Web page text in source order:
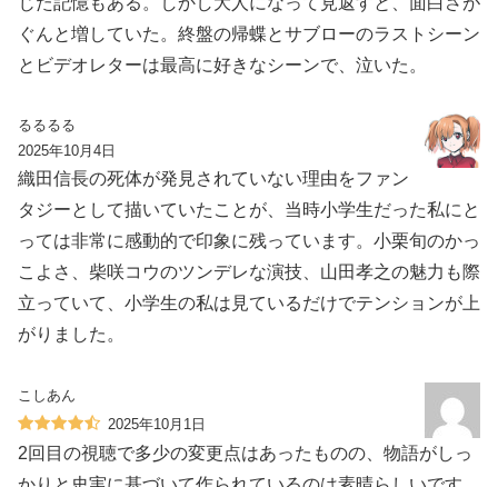
ぐんと増していた。終盤の帰蝶とサブローのラストシーン
とビデオレターは最高に好きなシーンで、泣いた。
るるるる
2025年10月4日
織田信長の死体が発見されていない理由をファン
タジーとして描いていたことが、当時小学生だった私にと
っては非常に感動的で印象に残っています。小栗旬のかっ
こよさ、柴咲コウのツンデレな演技、山田孝之の魅力も際
立っていて、小学生の私は見ているだけでテンションが上
がりました。
こしあん
2025年10月1日
2回目の視聴で多少の変更点はあったものの、物語がしっ